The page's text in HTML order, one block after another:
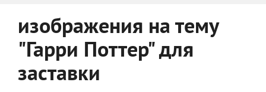
изображения на тему
"Гарри Поттер" для
заставки